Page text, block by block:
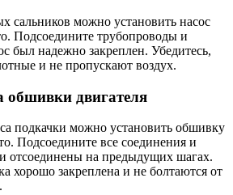
сальников можно установить насос
Подсоедините трубопроводы и
был надежно закреплен. Убедитесь,
и не пропускают воздух.
двигателя
подкачки можно установить обшивку
Подсоедините все соединения и
отсоединены на предыдущих шагах.
хорошо закреплена и не болтаются от